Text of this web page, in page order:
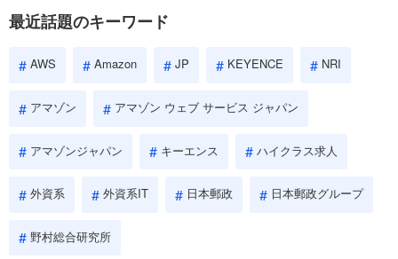
最近話題のキーワード
AWS Amazon JP KEYENCE NRI
アマゾン アマゾン ウェブ サービス ジャパン
アマゾンジャパン キーエンス ハイクラス求人
外資系 外資系IT 日本郵政 日本郵政グループ
野村総合研究所